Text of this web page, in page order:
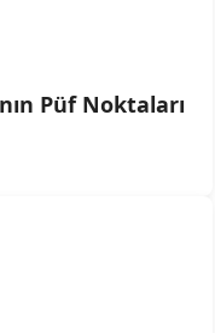
Püf Noktaları